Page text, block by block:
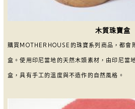
木質珠寶盒
購買MOTHERHOUSE的珠寶系列商品，都會
盒。使用印尼當地的天然木頭素材，由印尼當
盒，具有手工的溫度與不造作的自然風格。